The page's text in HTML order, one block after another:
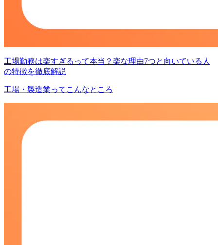
工場勤務は楽すぎるって本当？楽な理由7つと向いている人
の特徴を徹底解説
工場・製造業ってこんなところ